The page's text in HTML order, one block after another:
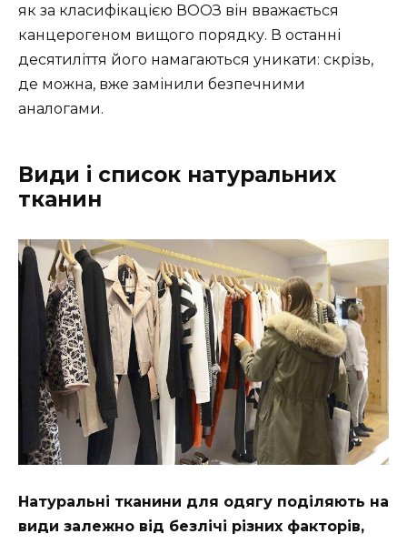
як за класифікацією ВООЗ він вважається
канцерогеном вищого порядку. В останні
десятиліття його намагаються уникати: скрізь,
де можна, вже замінили безпечними
аналогами.
Види і список натуральних
тканин
Натуральні тканини для одягу поділяють на
види залежно від безлічі різних факторів,